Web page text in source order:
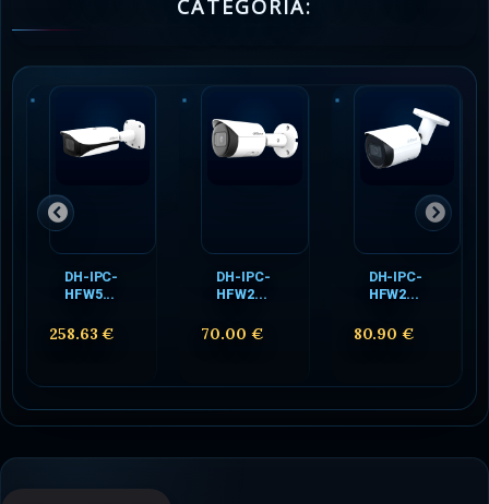
CATEGORÍA:
DH-IPC-
HFW5...
258.63 €
DH-IPC-
HFW2...
70.00 €
DH-IPC-
HFW2...
80.90 €